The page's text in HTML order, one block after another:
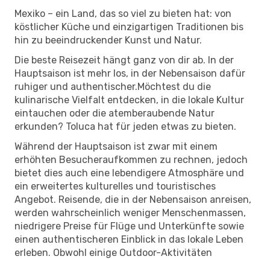
Mexiko – ein Land, das so viel zu bieten hat: von
köstlicher Küche und einzigartigen Traditionen bis
hin zu beeindruckender Kunst und Natur.
Die beste Reisezeit hängt ganz von dir ab. In der
Hauptsaison ist mehr los, in der Nebensaison dafür
ruhiger und authentischer.Möchtest du die
kulinarische Vielfalt entdecken, in die lokale Kultur
eintauchen oder die atemberaubende Natur
erkunden? Toluca hat für jeden etwas zu bieten.
Während der Hauptsaison ist zwar mit einem
erhöhten Besucheraufkommen zu rechnen, jedoch
bietet dies auch eine lebendigere Atmosphäre und
ein erweitertes kulturelles und touristisches
Angebot. Reisende, die in der Nebensaison anreisen,
werden wahrscheinlich weniger Menschenmassen,
niedrigere Preise für Flüge und Unterkünfte sowie
einen authentischeren Einblick in das lokale Leben
erleben. Obwohl einige Outdoor-Aktivitäten